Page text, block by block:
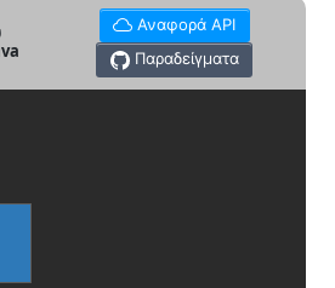
Αναφορά API
Παραδείγματα